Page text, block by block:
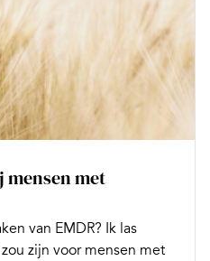
mensen met
van EMDR? Ik las
zijn voor mensen met